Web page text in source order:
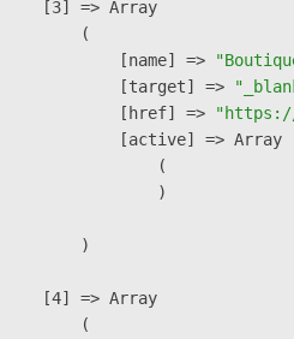
    [3] => Array
        (
            [name] =>
            [target] =>
            [href] =>
"https://
            [active] => Array
                (
                )
        )
    [4] => Array
        (